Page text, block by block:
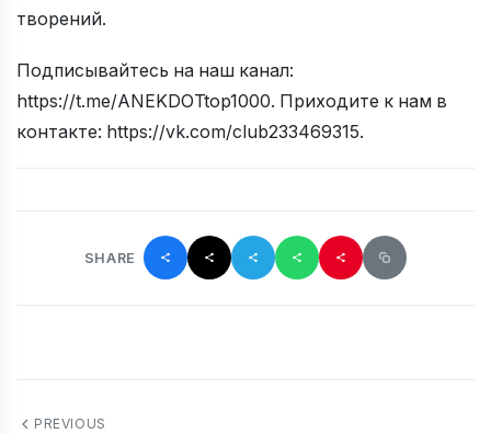
творений.
Подписывайтесь на наш канал:
https://t.me/ANEKDOTtop1000. Приходите к нам в
контакте: https://vk.com/club233469315.
SHARE
PREVIOUS